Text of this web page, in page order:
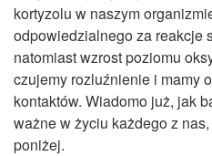
kortyzolu w naszym
odpowiedzialnego za reakcje
natomiast wzrost poziomu
czujemy rozluźnienie i mamy
kontaktów. Wiadomo już, jak
ważne w życiu każdego z
poniżej.